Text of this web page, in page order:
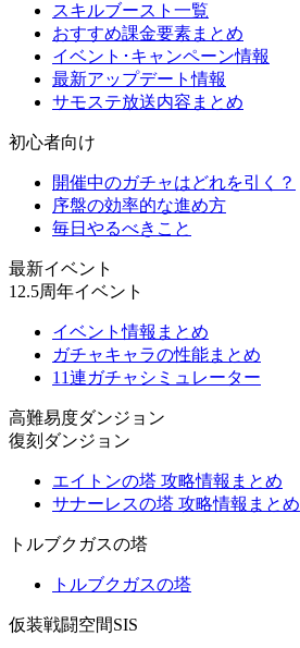
スキルブースト一覧
おすすめ課金要素まとめ
イベント･キャンペーン情報
最新アップデート情報
サモステ放送内容まとめ
初心者向け
開催中のガチャはどれを引く？
序盤の効率的な進め方
毎日やるべきこと
最新イベント
12.5周年イベント
イベント情報まとめ
ガチャキャラの性能まとめ
11連ガチャシミュレーター
高難易度ダンジョン
復刻ダンジョン
エイトンの塔 攻略情報まとめ
サナーレスの塔 攻略情報まとめ
トルブクガスの塔
トルブクガスの塔
仮装戦闘空間SIS